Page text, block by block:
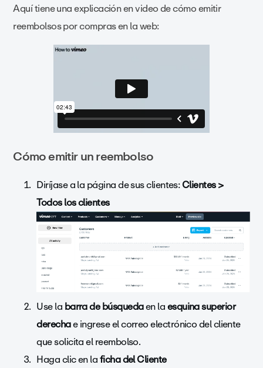
Aquí tiene una explicación en video de cómo emitir
reembolsos por compras en la web:
Cómo emitir un reembolso
Diríjase a la página de sus clientes:Clientes >
Todos los clientes
Use labarra de búsquedaen laesquina superior
derechae ingrese el correo electrónico del cliente
que solicita el reembolso.
Haga clic en laficha del Cliente